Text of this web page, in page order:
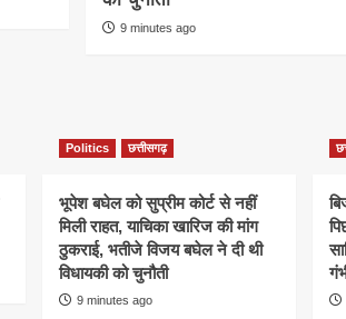
9 minutes ago
Politics छत्तीसगढ़
भूपेश बघेल को सुप्रीम कोर्ट से नहीं
मिली राहत, याचिका खारिज की मांग
ठुकराई, भतीजे विजय बघेल ने दी थी
विधायकी को चुनौती
9 minutes ago